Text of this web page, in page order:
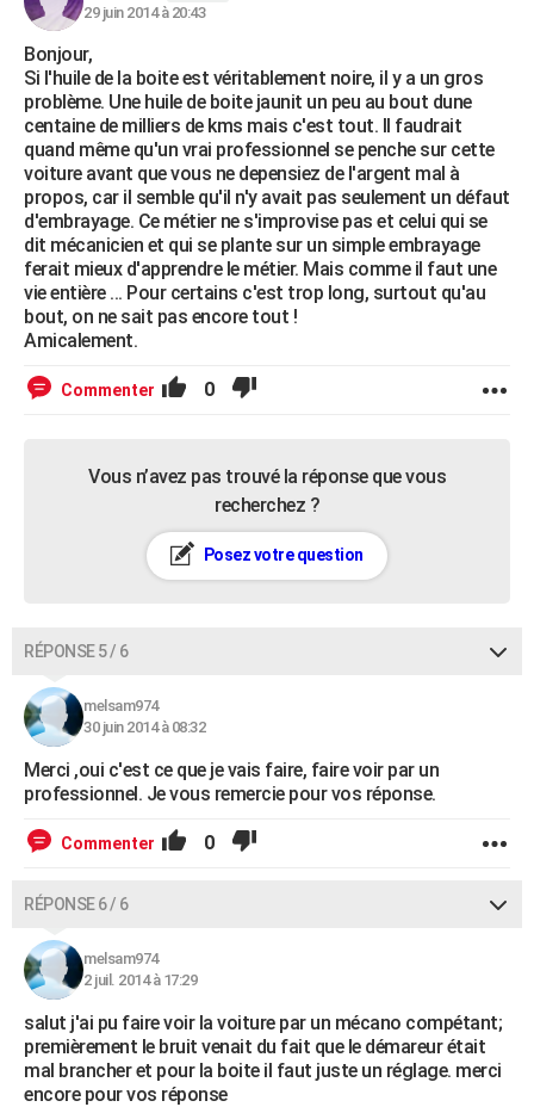
29 juin 2014 à 20:43
Bonjour,
Si l'huile de la boite est véritablement noire, il y a un gros
problème. Une huile de boite jaunit un peu au bout dune
centaine de milliers de kms mais c'est tout. Il faudrait
quand même qu'un vrai professionnel se penche sur cette
voiture avant que vous ne depensiez de l'argent mal à
propos, car il semble qu'il n'y avait pas seulement un défaut
d'embrayage. Ce métier ne s'improvise pas et celui qui se
dit mécanicien et qui se plante sur un simple embrayage
ferait mieux d'apprendre le métier. Mais comme il faut une
vie entière ... Pour certains c'est trop long, surtout qu'au
bout, on ne sait pas encore tout !
Amicalement.
Commenter 0
Vous n’avez pas trouvé la réponse que vous
recherchez ?
Posez votre question
RÉPONSE 5 / 6
melsam974
30 juin 2014 à 08:32
Merci ,oui c'est ce que je vais faire, faire voir par un
professionnel. Je vous remercie pour vos réponse.
Commenter 0
RÉPONSE 6 / 6
melsam974
2 juil. 2014 à 17:29
salut j'ai pu faire voir la voiture par un mécano compétant;
premièrement le bruit venait du fait que le démareur était
mal brancher et pour la boite il faut juste un réglage. merci
encore pour vos réponse